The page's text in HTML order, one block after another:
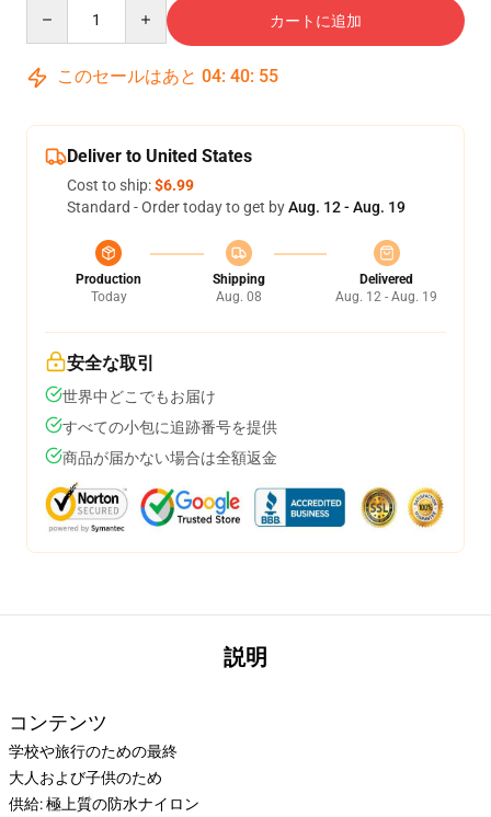
カートに追加
このセールはあと 04: 40: 54
Deliver to United States
Cost to ship:$6.99
Standard - Order today to get byAug. 12 - Aug. 19
Production
Today
Shipping
Aug. 08
Delivered
Aug. 12 - Aug. 19
安全な取引
世界中どこでもお届け
すべての小包に追跡番号を提供
商品が届かない場合は全額返金
説明
コンテンツ
学校や旅行のための最終
大人および子供のため
供給: 極上質の防水ナイロン